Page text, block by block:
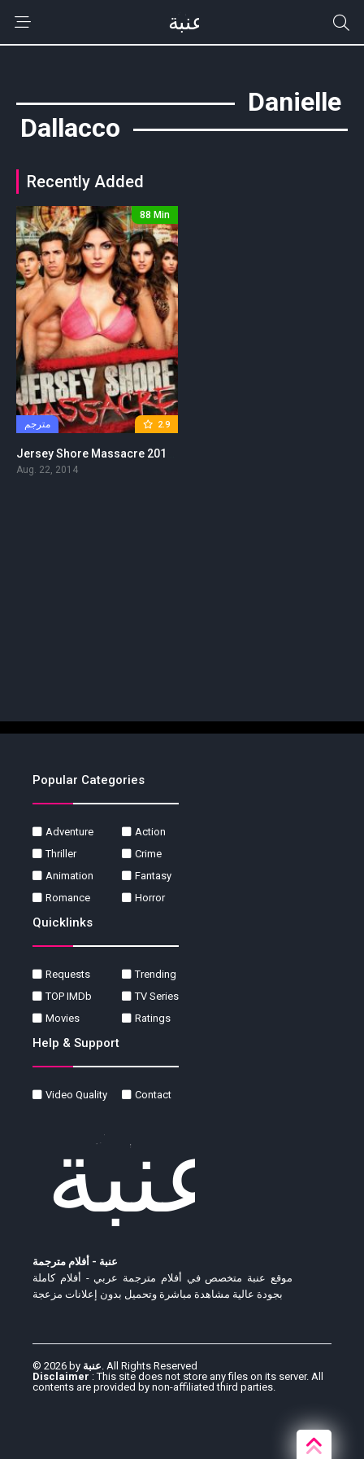
Danielle
Dallacco
Recently Added
2.9 مترجم
88 Min
Aug. 22, 2014
Popular Categories
Adventure
Action
Thriller
Crime
Animation
Fantasy
Romance
Horror
Quicklinks
Requests
Trending
TOP IMDb
TV Series
Movies
Ratings
Help & Support
Video Quality Contact
عنبة - أفلام مترجمة
موقع عنبة متخصص في أفلام مترجمة عربي - أفلام كاملة
بجودة عالية مشاهدة مباشرة وتحميل بدون إعلانات مزعجة
© 2026 by عنبة. All Rights Reserved
Disclaimer : This site does not store any files on its server. All
contents are provided by non-affiliated third parties.